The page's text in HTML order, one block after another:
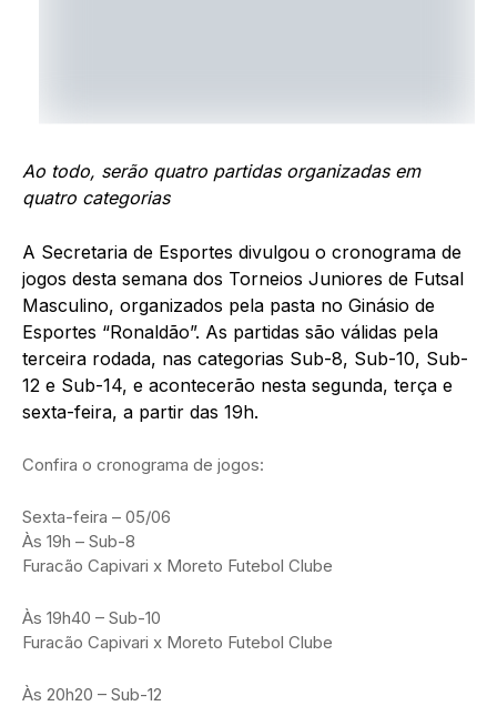
Ao todo, serão quatro partidas organizadas em
quatro categorias
A Secretaria de Esportes divulgou o cronograma de
jogos desta semana dos Torneios Juniores de Futsal
Masculino, organizados pela pasta no Ginásio de
Esportes “Ronaldão”. As partidas são válidas pela
terceira rodada, nas categorias Sub-8, Sub-10, Sub-
12 e Sub-14, e acontecerão nesta segunda, terça e
sexta-feira, a partir das 19h.
Confira o cronograma de jogos:
Sexta-feira – 05/06
Às 19h – Sub-8
Furacão Capivari x Moreto Futebol Clube
Às 19h40 – Sub-10
Furacão Capivari x Moreto Futebol Clube
Às 20h20 – Sub-12